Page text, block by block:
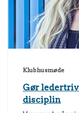
Klubhusmøde
Gør
disciplin